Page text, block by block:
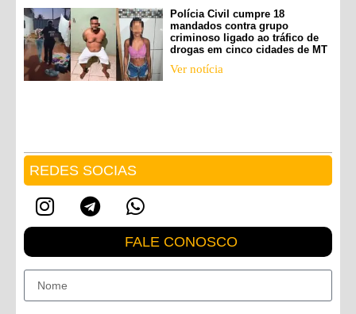
Polícia Civil cumpre 18
mandados contra grupo
criminoso ligado ao tráfico de
drogas em cinco cidades de MT
Ver notícia
REDES SOCIAS
FALE CONOSCO